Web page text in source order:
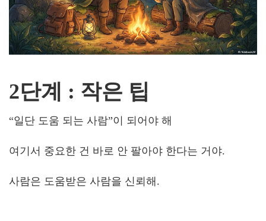
2단계 : 작은 팁
“일단 도움 되는 사람”이 되어야 해
여기서 중요한 건 바로 안 팔아야 한다는 거야.
사람은 도움받은 사람을 신뢰해.